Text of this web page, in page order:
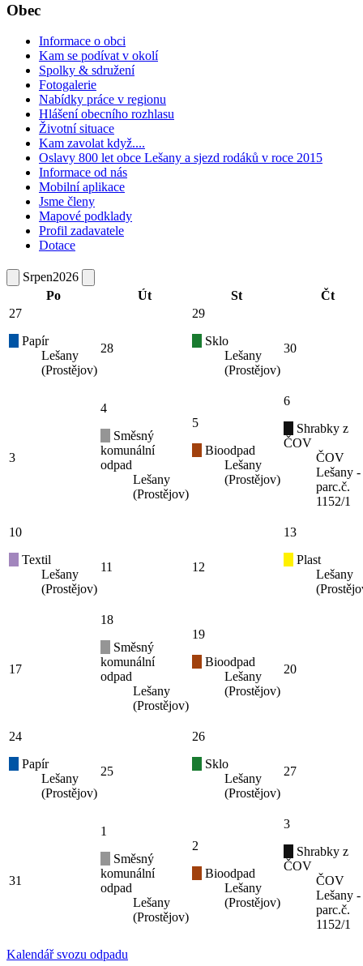
Obec
Informace o obci
Kam se podívat v okolí
Spolky & sdružení
Fotogalerie
Nabídky práce v regionu
Hlášení obecního rozhlasu
Životní situace
Kam zavolat když....
Oslavy 800 let obce Lešany a sjezd rodáků v roce 2015
Informace od nás
Mobilní aplikace
Jsme členy
Mapové podklady
Profil zadavatele
Dotace
Srpen2026
Po
Út St
Čt
27
Papír
Lešany
(Prostějov)
28
29
Sklo
Lešany
(Prostějov)
30
3
4
Směsný
komunální
odpad
Lešany
(Prostějov)
5
Bioodpad
Lešany
(Prostějov)
6
Shrabky z
ČOV
ČOV
Lešany -
parc.č.
1152/1
10
Textil
Lešany
(Prostějov)
11 12
13
Plast
Lešany
17
18
Směsný
komunální
odpad
Lešany
(Prostějov)
19
Bioodpad
Lešany
(Prostějov)
20
24
Papír
Lešany
(Prostějov)
25
26
Sklo
Lešany
(Prostějov)
27
31
1
Směsný
komunální
odpad
Lešany
(Prostějov)
2
Bioodpad
Lešany
(Prostějov)
3
Shrabky z
ČOV
ČOV
Lešany -
parc.č.
1152/1
Kalendář svozu odpadu